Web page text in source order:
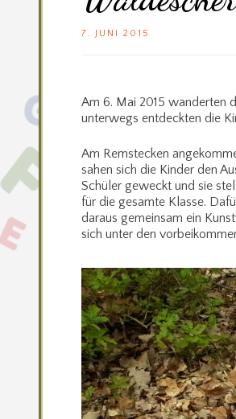
7. JUNI 2015
Am 6. Mai 2015 wanderten
unterwegs entdeckten die
Am Remstecken
sahen sich die Kinder den
Schüler geweckt und sie
für die gesamte Klasse.
daraus gemeinsam ein
sich unter den